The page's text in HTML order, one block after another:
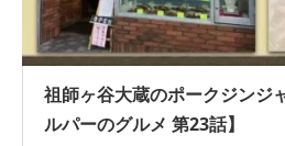
祖師ヶ谷大蔵のポークジンジ
ルパーのグルメ 第23話】